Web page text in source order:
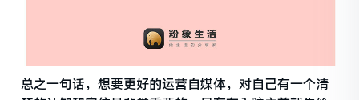
总之一句话，想要更好的运营自媒体，对自己有一个清